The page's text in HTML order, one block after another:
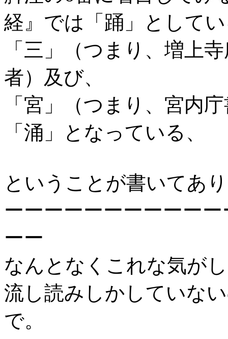
経』では「踊」として
「三」（つまり、増上
者）及び、
「宮」（つまり、宮内
「涌」となっている、
ということが書いてあ
ーーーーーーーーーー
ーー
なんとなくこれな気が
流し読みしかしていな
で。